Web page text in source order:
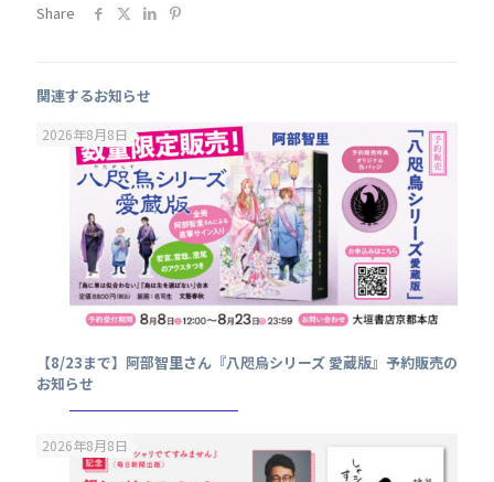
Share
関連するお知らせ
2026年8月8日
【8/23まで】阿部智里さん『八咫烏シリーズ 愛蔵版』予約販売の
お知らせ
2026年8月8日